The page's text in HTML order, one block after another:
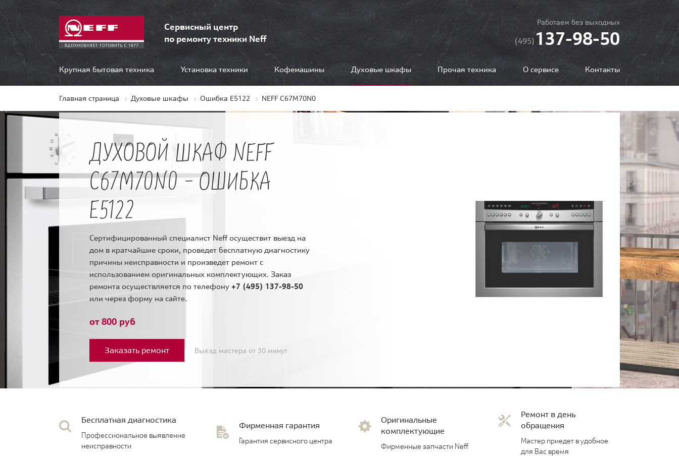
Сервисный центр
по ремонту техники Neff
Работаем без выходных
(495)137-98-50
Крупная бытовая техника Установка техники Кофемашины Духовые шкафы Прочая техника О сервисе Контакты
Главная страница Духовые шкафы Ошибка E5122 NEFF C67M70N0
ДУХОВОЙ ШКАФ NEFF
C67M70N0 - ОШИБКА
E5122
Сертифицированный специалист Neff осуществит выезд на
дом в кратчайшие сроки, проведет бесплатную диагностику
причины неисправности и произведет ремонт с
использованием оригинальных комплектующих. Заказ
ремонта осуществляется по телефону +7 (495) 137-98-50
или через форму на сайте.
от 800 руб
Заказать ремонт Выезд мастера от 30 минут
Бесплатная диагностика
Профессиональное выявление
неисправности
Фирменная гарантия
Гарантия сервисного центра
Оригинальные
комплектующие
Фирменные запчасти Neff
Ремонт в день
обращения
Мастер приедет в удобное
для Вас время